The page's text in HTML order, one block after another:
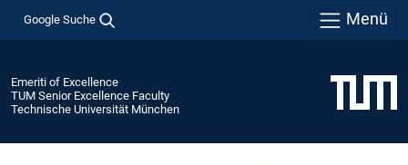
Google Suche Menü
Emeriti of Excellence
TUM Senior Excellence Faculty
Technische Universität München